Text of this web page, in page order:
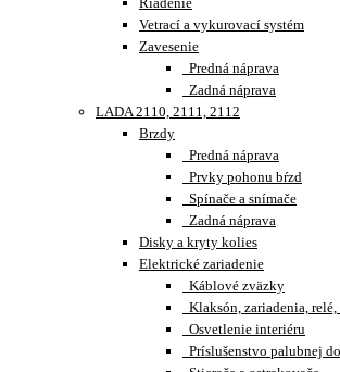
Vetrací a vykurovací systém
Zavesenie
Predná náprava
Zadná náprava
LADA 2110, 2111, 2112
Brzdy
Predná náprava
Prvky pohonu bŕzd
Spínače a snímače
Zadná náprava
Disky a kryty kolies
Elektrické zariadenie
Káblové zväzky
Klaksón, zariadenia,
Osvetlenie interiéru
Príslušenstvo palubnej